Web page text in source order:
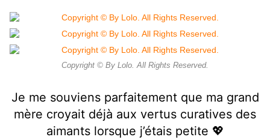
Copyright © By Lolo. All Rights Reserved.
Je me souviens parfaitement que ma grand
mère croyait déjà aux vertus curatives des
aimants lorsque j’étais petite 💖